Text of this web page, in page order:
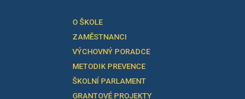
O ŠKOLE
ZAMĚSTNANCI
VÝCHOVNÝ PORADCE
METODIK PREVENCE
ŠKOLNÍ PARLAMENT
GRANTOVÉ PROJEKTY